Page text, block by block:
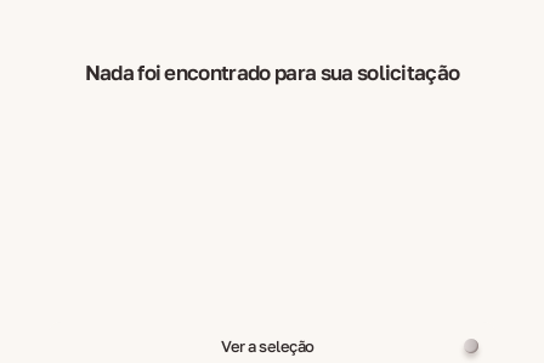
Nada foi encontrado para sua solicitação
Ver a seleção